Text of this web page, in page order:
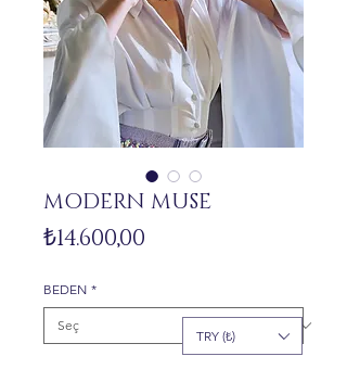
MODERN MUSE
₺14.600,00
BEDEN *
TRY (₺)